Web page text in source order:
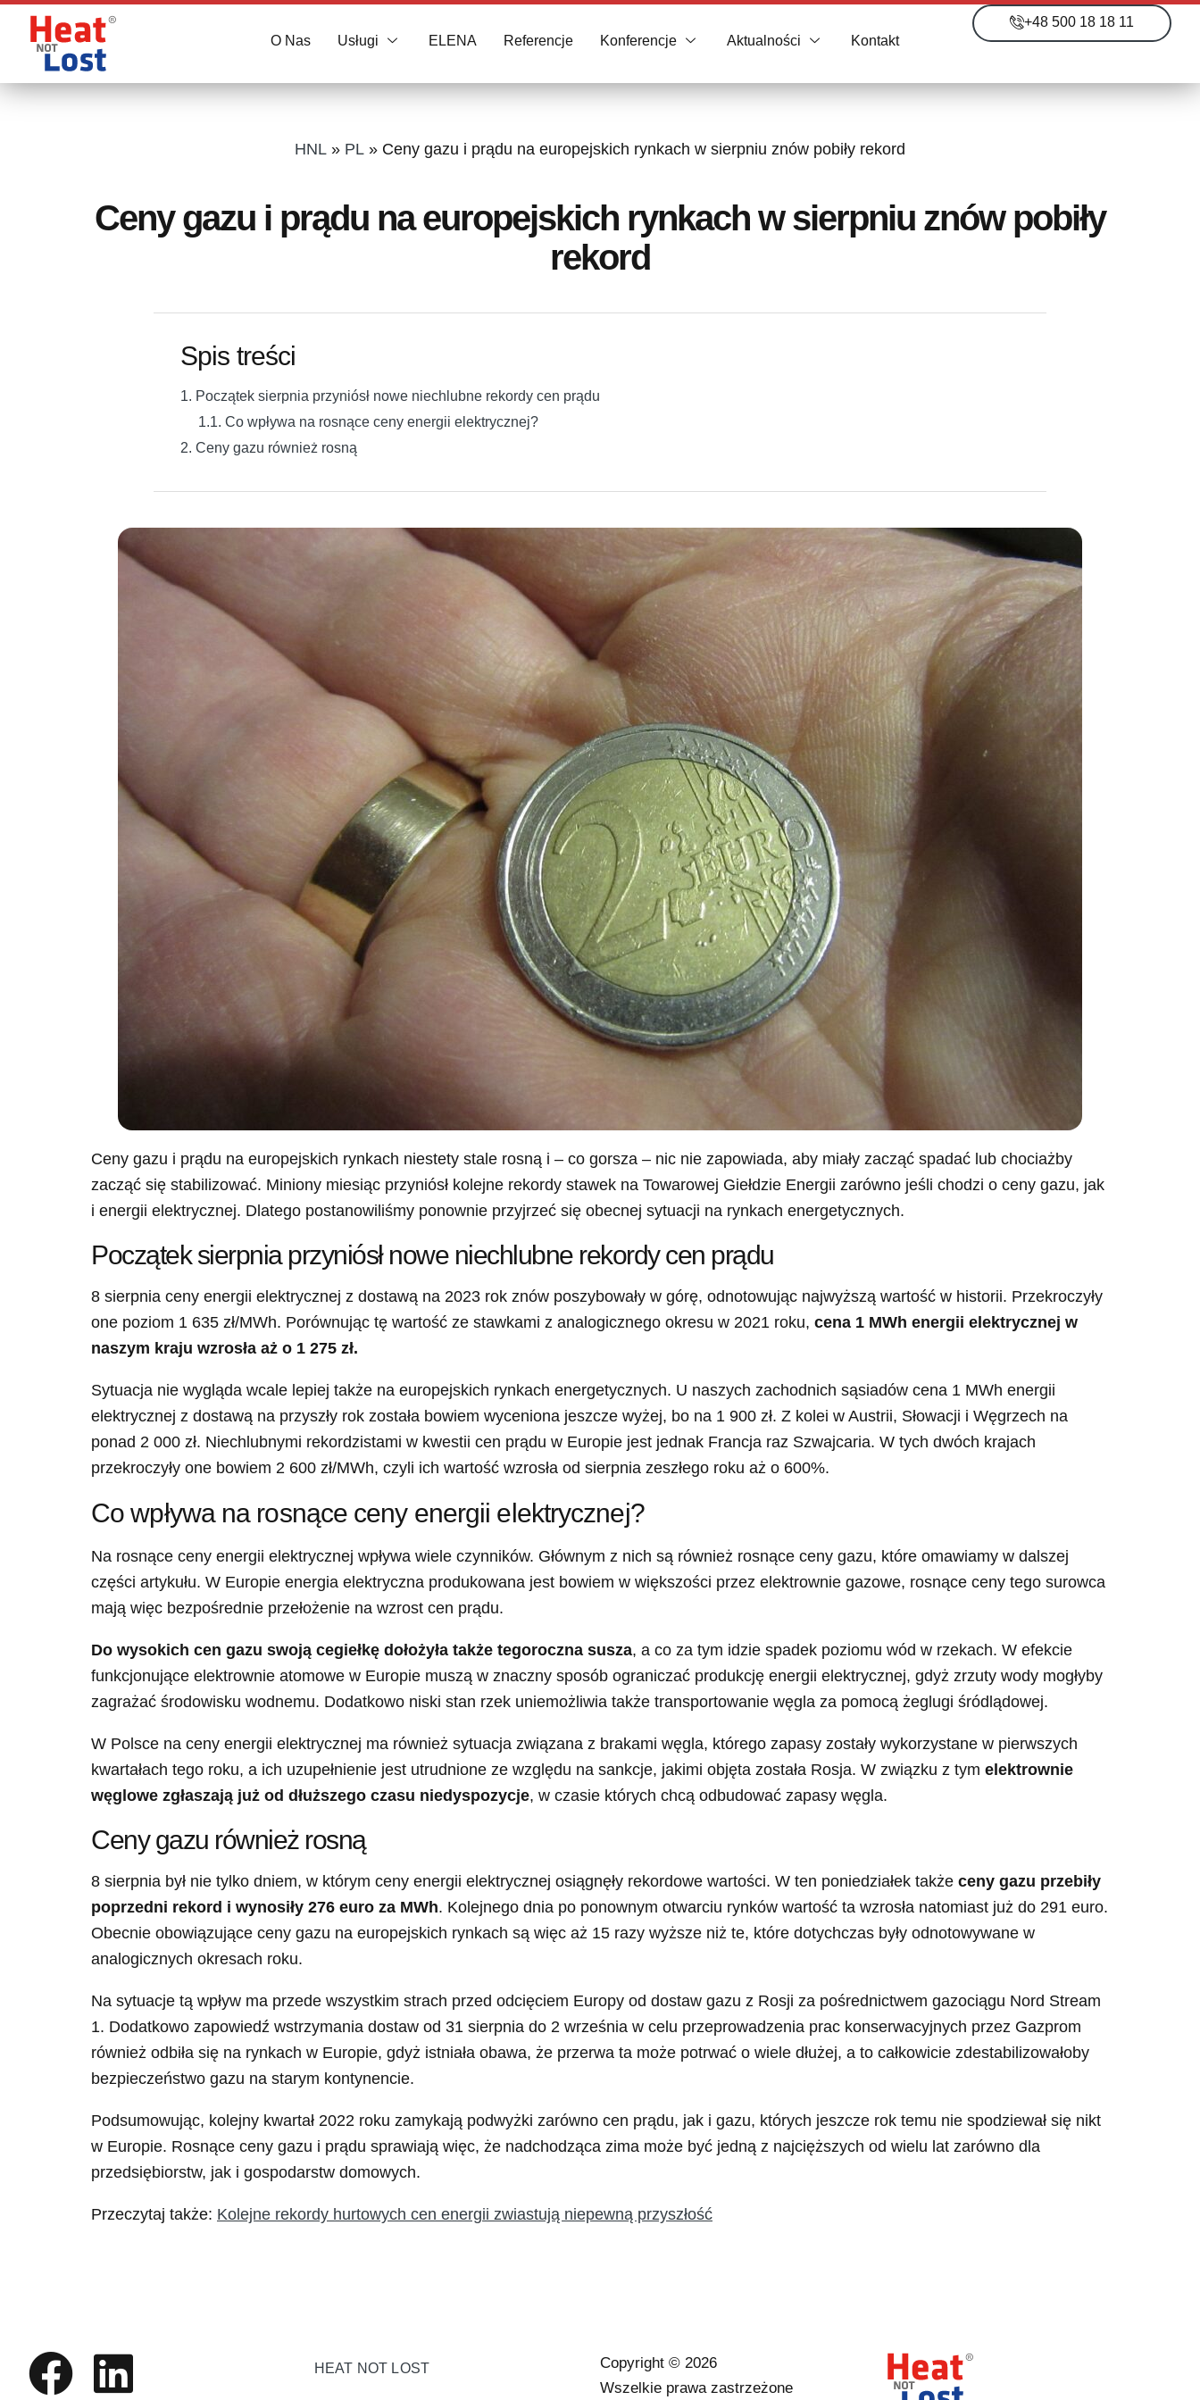
O Nas Usługi ELENA Referencje Konferencje Aktualności Kontakt
+48 500 18 18 11
HNL » PL » Ceny gazu i prądu na europejskich rynkach w sierpniu znów pobiły rekord
Ceny gazu i prądu na europejskich rynkach w sierpniu znów pobiły
rekord
Spis treści
1. Początek sierpnia przyniósł nowe niechlubne rekordy cen prądu
1.1. Co wpływa na rosnące ceny energii elektrycznej?
2. Ceny gazu również rosną
Ceny gazu i prądu na europejskich rynkach niestety stale rosną i – co gorsza – nic nie zapowiada, aby miały zacząć spadać lub chociażby
zacząć się stabilizować. Miniony miesiąc przyniósł kolejne rekordy stawek na Towarowej Giełdzie Energii zarówno jeśli chodzi o ceny gazu, jak
i energii elektrycznej. Dlatego postanowiliśmy ponownie przyjrzeć się obecnej sytuacji na rynkach energetycznych.
Początek sierpnia przyniósł nowe niechlubne rekordy cen prądu
8 sierpnia ceny energii elektrycznej z dostawą na 2023 rok znów poszybowały w górę, odnotowując najwyższą wartość w historii. Przekroczyły
one poziom 1 635 zł/MWh. Porównując tę wartość ze stawkami z analogicznego okresu w 2021 roku, cena 1 MWh energii elektrycznej w
naszym kraju wzrosła aż o 1 275 zł.
Sytuacja nie wygląda wcale lepiej także na europejskich rynkach energetycznych. U naszych zachodnich sąsiadów cena 1 MWh energii
elektrycznej z dostawą na przyszły rok została bowiem wyceniona jeszcze wyżej, bo na 1 900 zł. Z kolei w Austrii, Słowacji i Węgrzech na
ponad 2 000 zł. Niechlubnymi rekordzistami w kwestii cen prądu w Europie jest jednak Francja raz Szwajcaria. W tych dwóch krajach
przekroczyły one bowiem 2 600 zł/MWh, czyli ich wartość wzrosła od sierpnia zeszłego roku aż o 600%.
Co wpływa na rosnące ceny energii elektrycznej?
Na rosnące ceny energii elektrycznej wpływa wiele czynników. Głównym z nich są również rosnące ceny gazu, które omawiamy w dalszej
części artykułu. W Europie energia elektryczna produkowana jest bowiem w większości przez elektrownie gazowe, rosnące ceny tego surowca
mają więc bezpośrednie przełożenie na wzrost cen prądu.
Do wysokich cen gazu swoją cegiełkę dołożyła także tegoroczna susza, a co za tym idzie spadek poziomu wód w rzekach. W efekcie
funkcjonujące elektrownie atomowe w Europie muszą w znaczny sposób ograniczać produkcję energii elektrycznej, gdyż zrzuty wody mogłyby
zagrażać środowisku wodnemu. Dodatkowo niski stan rzek uniemożliwia także transportowanie węgla za pomocą żeglugi śródlądowej.
W Polsce na ceny energii elektrycznej ma również sytuacja związana z brakami węgla, którego zapasy zostały wykorzystane w pierwszych
kwartałach tego roku, a ich uzupełnienie jest utrudnione ze względu na sankcje, jakimi objęta została Rosja. W związku z tym elektrownie
węglowe zgłaszają już od dłuższego czasu niedyspozycje, w czasie których chcą odbudować zapasy węgla.
Ceny gazu również rosną
8 sierpnia był nie tylko dniem, w którym ceny energii elektrycznej osiągnęły rekordowe wartości. W ten poniedziałek także ceny gazu przebiły
poprzedni rekord i wynosiły 276 euro za MWh. Kolejnego dnia po ponownym otwarciu rynków wartość ta wzrosła natomiast już do 291 euro.
Obecnie obowiązujące ceny gazu na europejskich rynkach są więc aż 15 razy wyższe niż te, które dotychczas były odnotowywane w
analogicznych okresach roku.
Na sytuacje tą wpływ ma przede wszystkim strach przed odcięciem Europy od dostaw gazu z Rosji za pośrednictwem gazociągu Nord Stream
1. Dodatkowo zapowiedź wstrzymania dostaw od 31 sierpnia do 2 września w celu przeprowadzenia prac konserwacyjnych przez Gazprom
również odbiła się na rynkach w Europie, gdyż istniała obawa, że przerwa ta może potrwać o wiele dłużej, a to całkowicie zdestabilizowałoby
bezpieczeństwo gazu na starym kontynencie.
Podsumowując, kolejny kwartał 2022 roku zamykają podwyżki zarówno cen prądu, jak i gazu, których jeszcze rok temu nie spodziewał się nikt
w Europie. Rosnące ceny gazu i prądu sprawiają więc, że nadchodząca zima może być jedną z najcięższych od wielu lat zarówno dla
przedsiębiorstw, jak i gospodarstw domowych.
Przeczytaj także: Kolejne rekordy hurtowych cen energii zwiastują niepewną przyszłość
HEAT NOT LOST
Copyright © 2026
Wszelkie prawa zastrzeżone